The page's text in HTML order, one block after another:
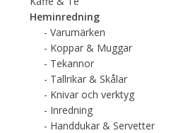
Heminredning
Varumärken
Koppar & Muggar
Tekannor
Tallrikar & Skålar
Knivar och verktyg
Inredning
Handdukar & Servetter